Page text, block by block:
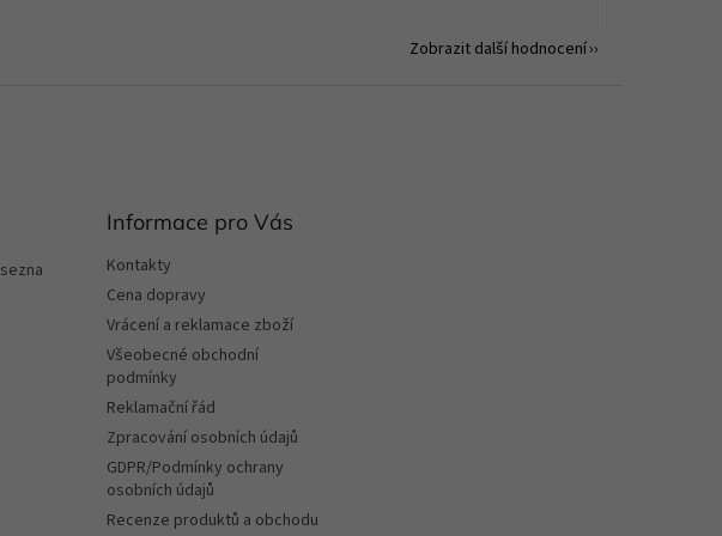
Zobrazit další hodnocení
sezna
Informace pro Vás
Kontakty
Cena dopravy
Vrácení a reklamace zboží
Všeobecné obchodní
podmínky
Reklamační řád
Zpracování osobních údajů
GDPR/Podmínky ochrany
osobních údajů
Recenze produktů a obchodu